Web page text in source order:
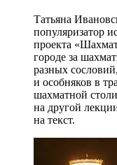
Татьяна
популяризатор
проекта
городе за
разных
и особняков в
шахматной
на другой
на текст.